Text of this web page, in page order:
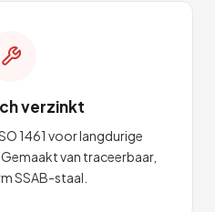
verzinkt
1461 voor langdurige
van traceerbaar,
SSAB-staal.